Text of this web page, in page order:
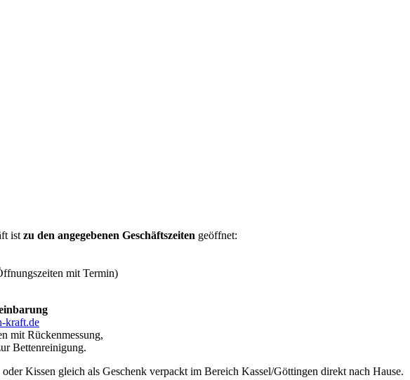
ist zu den angegebenen Geschäftszeiten geöffnet:
mit Termin)
kraft.de
mit Rückenmessung,
Bettenreinigung.
Kissen gleich als Geschenk verpackt im Bereich Kassel/Göttingen direkt nach Hause.